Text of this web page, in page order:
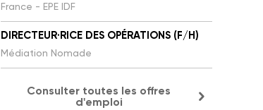
France - EPE IDF
DIRECTEUR·RICE DES OPÉRATIONS (F/H)
Médiation Nomade
Consulter toutes les offres
d'emploi